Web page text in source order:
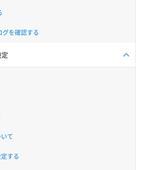
グを確認する
て
する